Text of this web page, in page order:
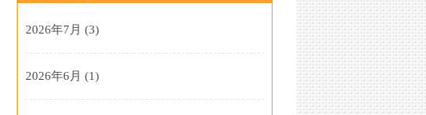
2026年7月 (3)
2026年6月 (1)